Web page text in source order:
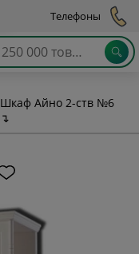
Телефоны
Шкаф Айно 2-ств №6
↴